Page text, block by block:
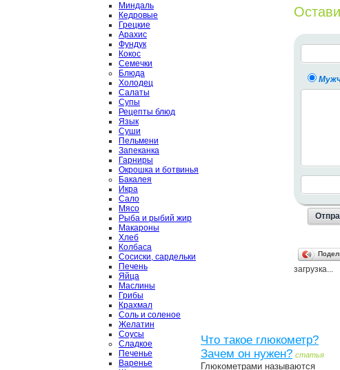
Миндаль
Кедровые
Грецкие
Арахис
Фундук
Кокос
Семечки
Блюда
Холодец
Салаты
Супы
Рецепты блюд
Язык
Суши
Пельмени
Запеканка
Гарниры
Окрошка и ботвинья
Бакалея
Икра
Сало
Мясо
Рыба и рыбий жир
Макароны
Хлеб
Колбаса
Сосиски, сардельки
Печень
Яйца
Маслины
Грибы
Крахмал
Соль и соленое
Желатин
Соусы
Сладкое
Печенье
Варенье
загрузка...
Что такое глюкометр?
Зачем он нужен? статья
Глюкометрами называются